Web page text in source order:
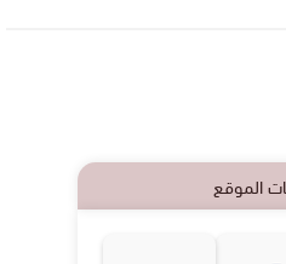
الموقع